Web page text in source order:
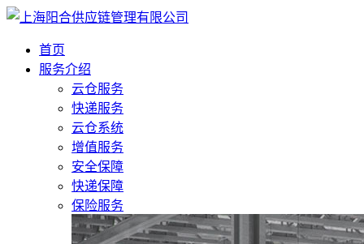
首页
服务介绍
云仓服务
快递服务
云仓系统
增值服务
安全保障
快递保障
保险服务